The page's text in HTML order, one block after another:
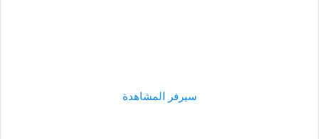
سيرفر المشاهدة